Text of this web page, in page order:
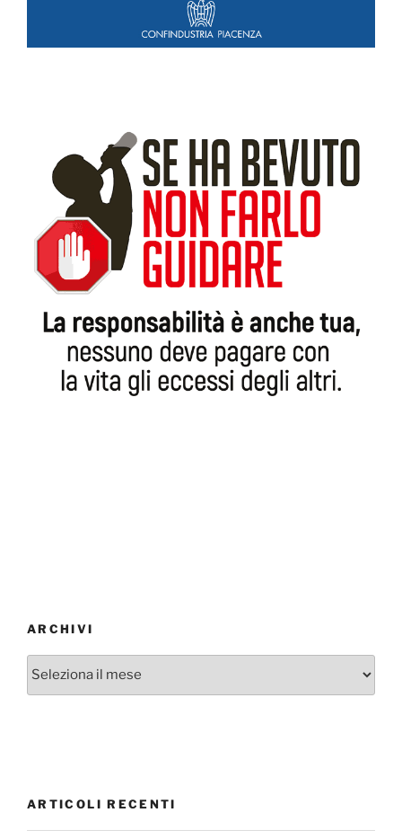
ARCHIVI
Archivi
ARTICOLI RECENTI